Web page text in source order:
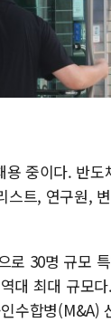
중이다. 반도
트, 연구원,
30명 규모
대 최대 규모
수합병(M&A)